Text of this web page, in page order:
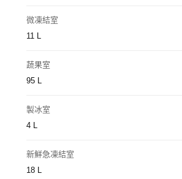
微凍結室
11 L
蔬果室
95 L
製冰室
4 L
新鮮急凍結室
18 L